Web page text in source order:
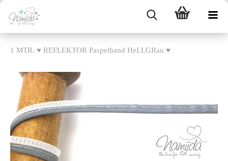
1 MTR. ♥ REFLEKTOR Paspelband HeLLGRau ♥